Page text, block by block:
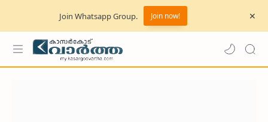
Join Whatsapp Group. Join now!